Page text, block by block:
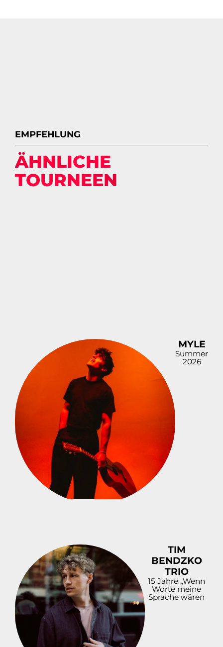
EMPFEHLUNG
ÄHNLICHE
TOURNEEN
MYLE
Summer
2026
TIM
BENDZKO
TRIO
15 Jahre „Wenn
Worte meine
Sprache wären